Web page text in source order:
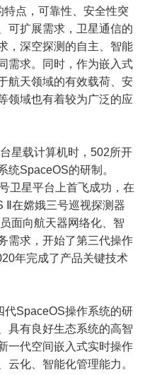
特点，可靠性、安全性突
可扩展需求，卫星通信的
，深空探测的自主、智能
需求。同时，作为嵌入式
航天领域的有效载荷、安
领域也有着较为广泛的应
星载计算机时，502所开
统SpaceOS的研制。
卫星平台上首飞成功，在
Ⅱ在嫦娥三号巡视探测器
面向航天器网络化、智
需求，开始了第三代操作
年完成了产品关键技术
代SpaceOS操作系统的研
具有良好生态系统的高智
一代空间嵌入式实时操作
云化、智能化管理能力。